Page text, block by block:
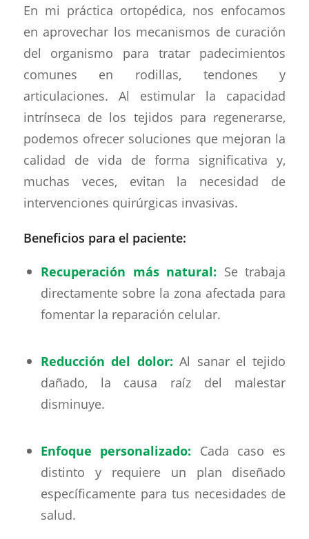
En mi práctica ortopédica, nos enfocamos
en aprovechar los mecanismos de curación
del organismo para tratar padecimientos
comunes en rodillas, tendones y
articulaciones. Al estimular la capacidad
intrínseca de los tejidos para regenerarse,
podemos ofrecer soluciones que mejoran la
calidad de vida de forma significativa y,
muchas veces, evitan la necesidad de
intervenciones quirúrgicas invasivas.
Beneficios para el paciente:
Recuperación más natural: Se trabaja
directamente sobre la zona afectada para
fomentar la reparación celular.
Reducción del dolor: Al sanar el tejido
dañado, la causa raíz del malestar
disminuye.
Enfoque personalizado: Cada caso es
distinto y requiere un plan diseñado
específicamente para tus necesidades de
salud.